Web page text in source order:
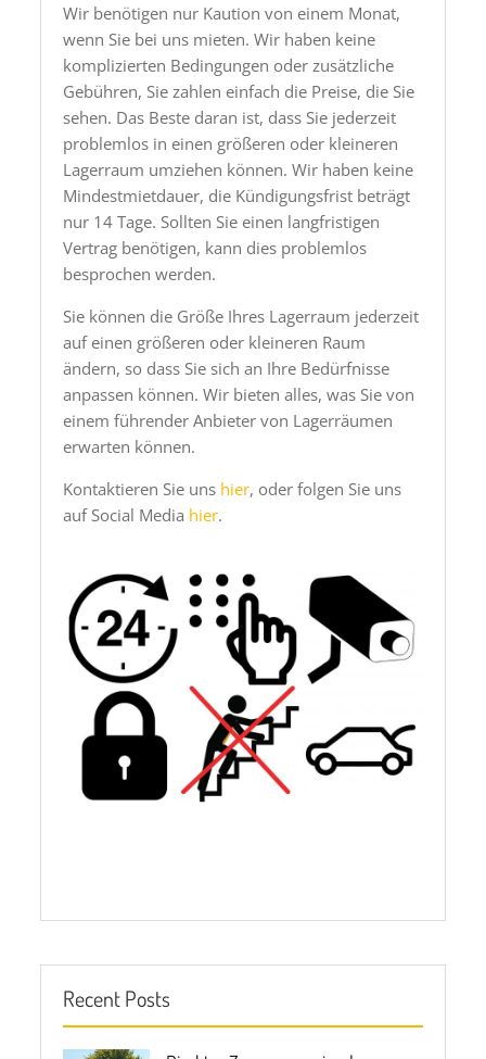
Wir benötigen nur Kaution von einem Monat,
wenn Sie bei uns mieten. Wir haben keine
komplizierten Bedingungen oder zusätzliche
Gebühren, Sie zahlen einfach die Preise, die Sie
sehen. Das Beste daran ist, dass Sie jederzeit
problemlos in einen größeren oder kleineren
Lagerraum umziehen können. Wir haben keine
Mindestmietdauer, die Kündigungsfrist beträgt
nur 14 Tage. Sollten Sie einen langfristigen
Vertrag benötigen, kann dies problemlos
besprochen werden.
Sie können die Größe Ihres Lagerraum jederzeit
auf einen größeren oder kleineren Raum
ändern, so dass Sie sich an Ihre Bedürfnisse
anpassen können. Wir bieten alles, was Sie von
einem führender Anbieter von Lagerräumen
erwarten können.
Kontaktieren Sie uns hier, oder folgen Sie uns
auf Social Media hier.
Recent Posts